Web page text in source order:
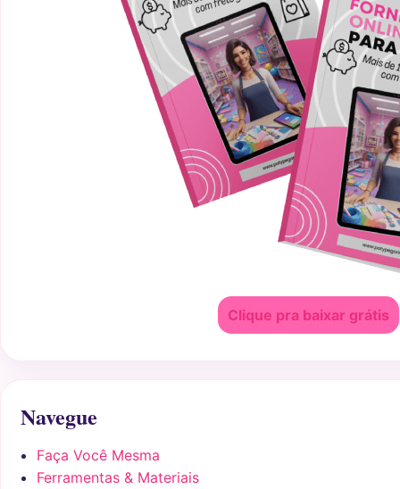
Clique pra baixar grátis
Navegue
Faça Você Mesma
Ferramentas & Materiais